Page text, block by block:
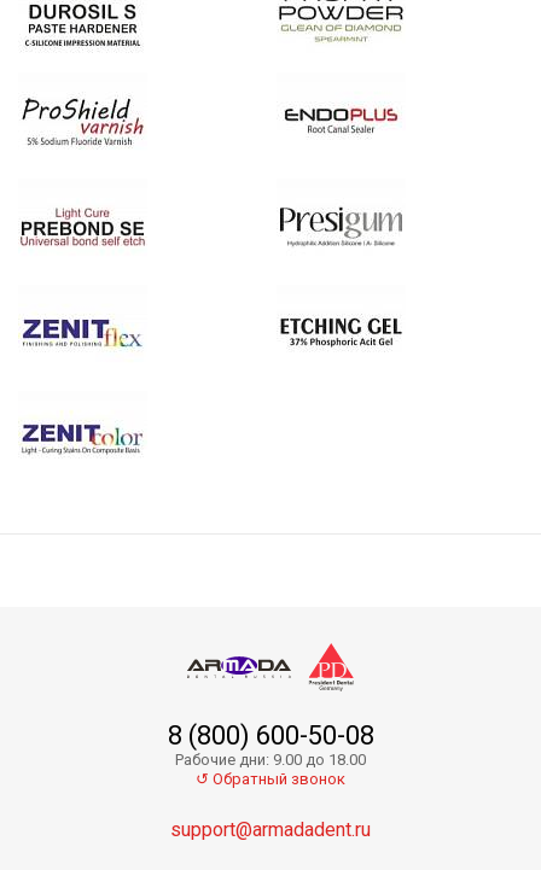
8 (800) 600-50-08
Рабочие дни: 9.00 до 18.00
↺ Обратный звонок
support@armadadent.ru